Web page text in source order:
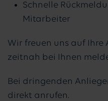
Schnelle
Mitarbeiter
Wir freuen uns auf Ihre
zeitnah bei Ihnen
Bei dringenden
direkt anrufen.